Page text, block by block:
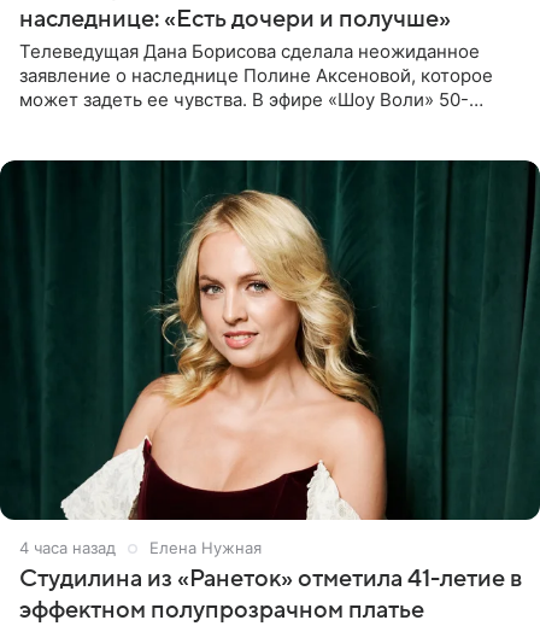
наследнице: «Есть дочери и получше»
Телеведущая Дана Борисова сделала неожиданное
заявление о наследнице Полине Аксеновой, которое
может задеть ее чувства. В эфире «Шоу Воли» 50-
4 часа назад Елена Нужная
Студилина из «Ранеток» отметила 41-летие в
эффектном полупрозрачном платье